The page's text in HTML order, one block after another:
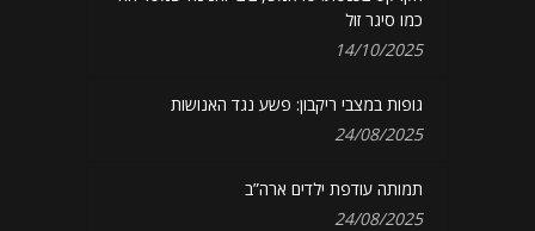
כמו סיגר זול
14/10/2025
גופות במצבי ריקבון: פשע נגד האנושות
24/08/2025
תמותה עודפת ילדים ארה”ב
24/08/2025